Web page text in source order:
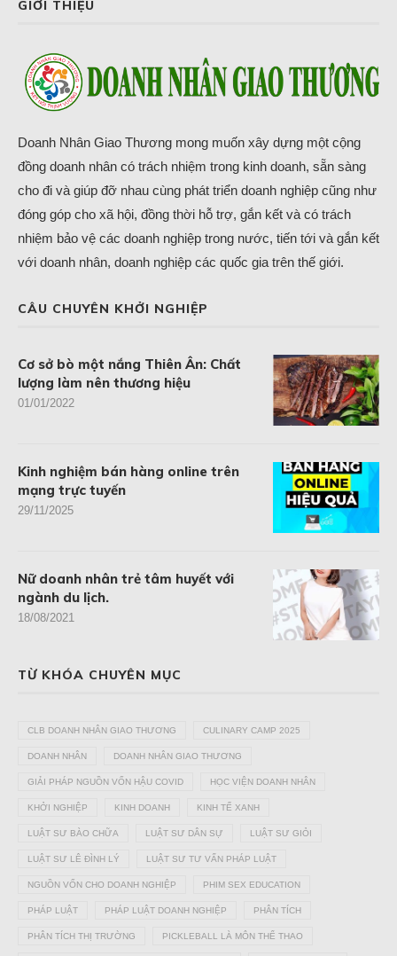
GIỚI THIỆU
Doanh Nhân Giao Thương mong muốn xây dựng một cộng
đồng doanh nhân có trách nhiệm trong kinh doanh, sẵn sàng
cho đi và giúp đỡ nhau cùng phát triển doanh nghiệp cũng như
đóng góp cho xã hội, đồng thời hỗ trợ, gắn kết và có trách
nhiệm bảo vệ các doanh nghiệp trong nước, tiến tới và gắn kết
với doanh nhân, doanh nghiệp các quốc gia trên thế giới.
CÂU CHUYÊN KHỞI NGHIỆP
Cơ sở bò một nắng Thiên Ân: Chất
lượng làm nên thương hiệu
01/01/2022
Kinh nghiệm bán hàng online trên
mạng trực tuyến
29/11/2025
Nữ doanh nhân trẻ tâm huyết với
ngành du lịch.
18/08/2021
TỪ KHÓA CHUYÊN MỤC
CLB DOANH NHÂN GIAO THƯƠNG CULINARY CAMP 2025
DOANH NHÂN DOANH NHÂN GIAO THƯƠNG
GIẢI PHÁP NGUỒN VỐN HẬU COVID HỌC VIỆN DOANH NHÂN
KHỞI NGHIỆP KINH DOANH KINH TẾ XANH
LUẬT SƯ BÀO CHỮA LUẬT SƯ DÂN SỰ LUẬT SƯ GIỎI
LUẬT SƯ LÊ ĐÌNH LÝ LUẬT SƯ TƯ VẤN PHÁP LUẬT
NGUỒN VỐN CHO DOANH NGHIỆP PHIM SEX EDUCATION
PHÁP LUẬT PHÁP LUẬT DOANH NGHIỆP PHÂN TÍCH
PHÂN TÍCH THỊ TRƯỜNG PICKLEBALL LÀ MÔN THỂ THAO